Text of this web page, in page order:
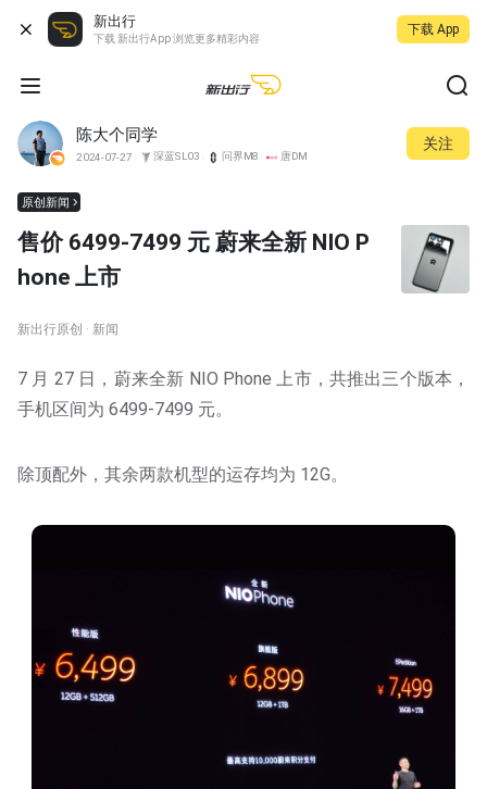
新出行
下载 新出行App 浏览更多精彩内容
下载 App
陈大个同学
2024-07-27 深蓝SL03 问界M8 唐DM
关注
原创新闻
售价 6499-7499 元 蔚来全新 NIO P
hone 上市
新出行原创 · 新闻
7 月 27 日，蔚来全新 NIO Phone 上市，共推出三个版本，
手机区间为 6499-7499 元。
除顶配外，其余两款机型的运存均为 12G。